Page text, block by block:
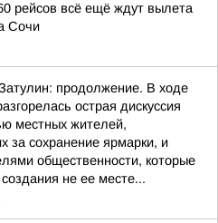
рейсов всё ещё ждут вылета
Сочи
продолжение. В ходе
острая дискуссия
местных жителей,
за сохранение ярмарки, и
общественности, которые
не ее месте...